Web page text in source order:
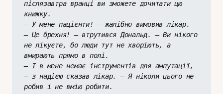
післязавтра вранці ви зможете дочитати цю
книжку.
– У мене пацієнти! – жалібно вимовив лікар.
– Це брехня! – втрутився Дональд. – Ви нікого
не лікуєте, бо люди тут не хворіють, а
вмирають прямо в полі.
– І в мене немає інструментів для ампутації,
– з надією сказав лікар. – Я ніколи цього не
робив і не вмію робити.